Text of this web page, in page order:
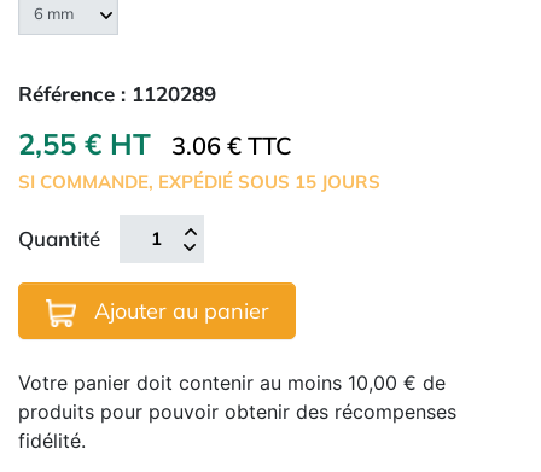
Référence : 1120289
2,55 € HT 3.06 € TTC
SI COMMANDE, EXPÉDIÉ SOUS 15 JOURS
Quantité
Ajouter au panier
Votre panier doit contenir au moins 10,00 € de
produits pour pouvoir obtenir des récompenses
fidélité.